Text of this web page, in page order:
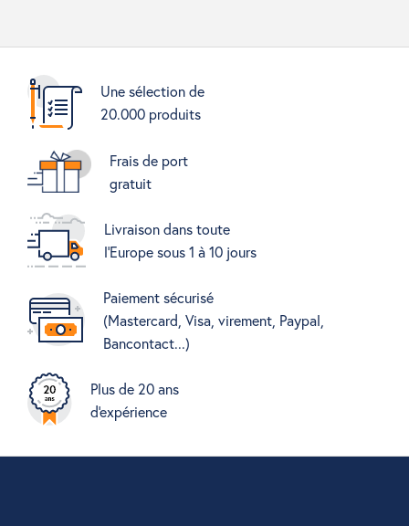
Une sélection de
20.000 produits
Frais de port
gratuit
Livraison dans toute
l'Europe sous 1 à 10 jours
Paiement sécurisé
(Mastercard, Visa, virement, Paypal,
Bancontact...)
Plus de 20 ans
d'expérience